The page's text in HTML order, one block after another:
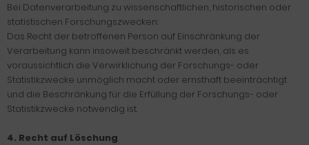
Bei Datenverarbeitung zu wissenschaftlichen, historischen oder
statistischen Forschungszwecken:
Das Recht der betroffenen Person auf Einschränkung der
Verarbeitung kann insoweit beschränkt werden, als es
voraussichtlich die Verwirklichung der Forschungs- oder
Statistikzwecke unmöglich macht oder ernsthaft beeinträchtigt
und die Beschränkung für die Erfüllung der Forschungs- oder
Statistikzwecke notwendig ist.
4. Recht auf Löschung